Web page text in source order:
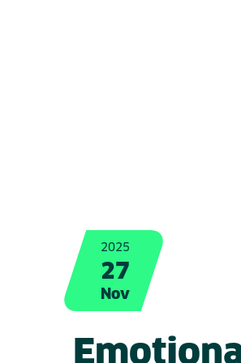
2025
27
Nov